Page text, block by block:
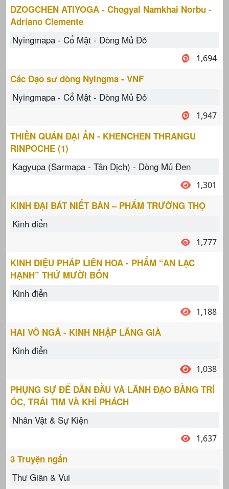
DZOGCHEN ATIYOGA - Chogyal Namkhai Norbu -
Adriano Clemente
Nyingmapa - Cổ Mật - Dòng Mủ Đỏ
1,694
Các Đạo sư dòng Nyingma - VNF
Nyingmapa - Cổ Mật - Dòng Mủ Đỏ
1,947
THIỀN QUÁN ĐẠI ẤN - KHENCHEN THRANGU
RINPOCHE (1)
Kagyupa (Sarmapa - Tân Dịch) - Dòng Mủ Đen
1,301
KINH ĐẠI BÁT NIẾT BÀN – PHẨM TRƯỜNG THỌ
Kinh điển
1,777
KINH DIỆU PHÁP LIÊN HOA - PHẨM “AN LẠC
HẠNH” THỨ MƯỜI BỐN
Kinh điển
1,188
HAI VÔ NGÃ - KINH NHẬP LĂNG GIÀ
Kinh điển
1,038
PHỤNG SỰ ĐỂ DẪN ĐẦU VÀ LÃNH ĐẠO BẰNG TRÍ
ÓC, TRÁI TIM VÀ KHÍ PHÁCH
Nhân Vật & Sự Kiện
1,637
3 Truyện ngắn
Thư Giãn & Vui